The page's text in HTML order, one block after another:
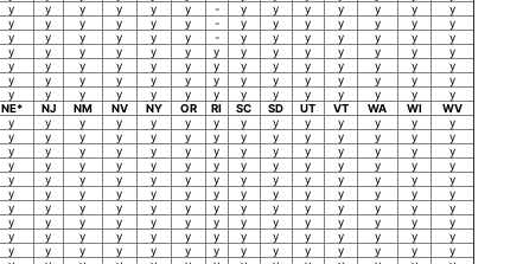
y y y y y y - y y y y y y
y
y y y y y y - y y y y y y
y
y y y y y y - y y y y y y
y
y y y y y y y y y y y y y
y
y y y y y y y y y y y y y
y
y y y y y y y y y y y y y
y
y y y y y y y y y y y y y
y
NE* NJ NM NV NY OR RI SC SD UT VT WA WI
WV
y y y y y y y y y y y y y
y
y y y y y y y y y y y y y
y
y y y y y y y y y y y y y
y
y y y y y y y y y y y y y
y
y y y y y y y y y y y y y
y
y y y y y y y y y y y y y
y
y y y y y y y y y y y y y
y
y y y y y y y y y y y y y
y
y y y y y y y y y y y y y
y
y y y y y y y y y y y y y
y